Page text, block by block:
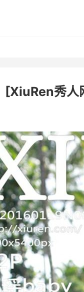
[XiuRen秀